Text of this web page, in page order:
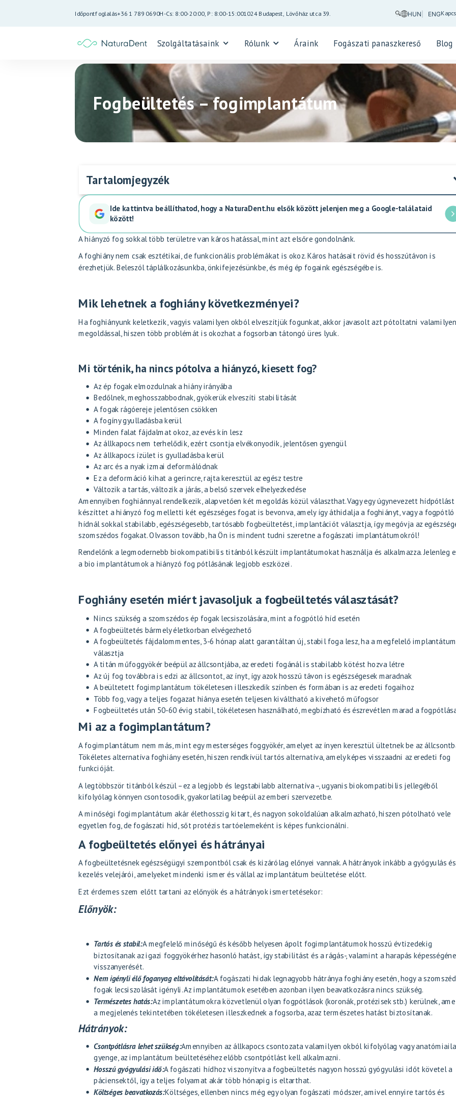
Időpontfoglalás+36 1 789 0690H-Cs: 8:00-20:00, P: 8:00-15:001024 Budapest, Lövőház utca 39. HUN ENG
Szolgáltatásaink Rólunk Áraink Fogászati panaszkereső Blog
Fogbeültetés – fogimplantátum
Tartalomjegyzék
Ide kattintva beállíthatod, hogy a NaturaDent.hu elsők között jelenjen meg a Google-találataid
között!
A hiányzó fog sokkal több területre van káros hatással, mint azt elsőre gondolnánk.
A foghiány nem csak esztétikai, de funkcionális problémákat is okoz. Káros hatásait rövid és hosszútávon is
érezhetjük. Beleszól táplálkozásunkba, önkifejezésünkbe, és még ép fogaink egészségébe is.
Mik lehetnek a foghiány következményei?
Ha foghiányunk keletkezik, vagyis valamilyen okból elveszítjük fogunkat, akkor javasolt azt pótoltatni valamilyen
megoldással, hiszen több problémát is okozhat a fogsorban tátongó üres lyuk.
Mi történik, ha nincs pótolva a hiányzó, kiesett fog?
Az ép fogak elmozdulnak a hiány irányába
Bedőlnek, meghosszabbodnak, gyökerük elveszíti stabilitását
A fogak rágóereje jelentősen csökken
A fogíny gyulladásba kerül
Minden falat fájdalmat okoz, az evés kín lesz
Az állkapocs nem terhelődik, ezért csontja elvékonyodik, jelentősen gyengül
Az állkapocs ízület is gyulladásba kerül
Az arc és a nyak izmai deformálódnak
Ez a deformáció kihat a gerincre, rajta keresztül az egész testre
Változik a tartás, változik a járás, a belső szervek elhelyezkedése
Amennyiben foghiánnyal rendelkezik, alapvetően két megoldás közül választhat. Vagy egy úgynevezett hídpótlást
készíttet a hiányzó fog melletti két egészséges fogat is bevonva, amely így áthidalja a foghiányt, vagy a fogpótló
hídnál sokkal stabilabb, egészségesebb, tartósabb fogbeültetést, implantációt választja, így megóvja az
szomszédos fogakat. Olvasson tovább, ha Ön is mindent tudni szeretne a fogászati implantátumokról!
Rendelőnk a legmodernebb biokompatibilis titánból készült implantátumokat használja és alkalmazza. Jelenleg
a bio implantátumok a hiányzó fog pótlásának legjobb eszközei.
Foghiány esetén miért javasoljuk a fogbeültetés választását?
Nincs szükség a szomszédos ép fogak lecsiszolására, mint a fogpótló híd esetén
A fogbeültetés bármely életkorban elvégezhető
A fogbeültetés fájdalommentes, 3-6 hónap alatt garantáltan új, stabil foga lesz, ha a megfelelő
választja
A titán műfoggyökér beépül az állcsontjába, az eredeti fogánál is stabilabb kötést hozva létre
Az új fog továbbra is edzi az állcsontot, az ínyt, így azok hosszú távon is egészségesek maradnak
A beültetett fogimplantátum tökéletesen illeszkedik színben és formában is az eredeti fogaihoz
Több fog, vagy a teljes fogazat hiánya esetén teljesen kiváltható a kivehető műfogsor
Fogbeültetés után 50-60 évig stabil, tökéletesen használható, megbízható és észrevétlen marad a
Mi az a fogimplantátum?
A fogimplantátum nem más, mint egy mesterséges foggyökér, amelyet az ínyen keresztül ültetnek be az
Tökéletes alternatíva foghiány esetén, hiszen rendkívül tartós alternatíva, amely képes visszaadni az eredeti fog
funkcióját.
A legtöbbször titánból készül – ez a legjobb és legstabilabb alternatíva –, ugyanis biokompatibilis jellegéből
kifolyólag könnyen csontosodik, gyakorlatilag beépül az emberi szervezetbe.
A minőségi fogimplantátum akár élethosszig kitart, és nagyon sokoldalúan alkalmazható, hiszen pótolható vele
egyetlen fog, de fogászati híd, sőt protézis tartóelemeként is képes funkcionálni.
A fogbeültetés előnyei és hátrányai
A fogbeültetésnek egészségügyi szempontból csak és kizárólag előnyei vannak. A hátrányok inkább a gyógyulás
kezelés velejárói, amelyeket mindenki ismer és vállal az implantátum beültetése előtt.
Ezt érdemes szem előtt tartani az előnyök és a hátrányok ismertetésekor:
Előnyök:
Tartós és stabil:A megfelelő minőségű és később helyesen ápolt fogimplantátumok hosszú évtizedekig
biztosítanak az igazi foggyökérhez hasonló hatást, így stabilitást és a rágás-, valamint a harapás
visszanyerését.
Nem igényli élő foganyag eltávolítását:A fogászati hidak legnagyobb hátránya foghiány esetén, hogy a
fogak lecsiszolását igényli. Az implantátumok esetében azonban ilyen beavatkozásra nincs szükség.
Természetes hatás:Az implantátumokra közvetlenül olyan fogpótlások (koronák, protézisek stb.) kerülnek,
a megjelenés tekintetében tökéletesen illeszkednek a fogsorba, azaz természetes hatást biztosítanak.
Hátrányok:
Csontpótlásra lehet szükség:Amennyiben az állkapocs csontozata valamilyen okból kifolyólag vagy
gyenge, az implantátum beültetéséhez előbb csontpótlást kell alkalmazni.
Hosszú gyógyulási idő:A fogászati hídhoz viszonyítva a fogbeültetés nagyon hosszú gyógyulási időt követel a
páciensektől, így a teljes folyamat akár több hónapig is eltarthat.
Költséges beavatkozás:Költséges, ellenben nincs még egy olyan fogászati módszer, amivel ennyire tartós és